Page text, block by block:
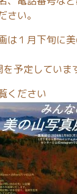
さい。
は１月下旬に
予定していま
ください